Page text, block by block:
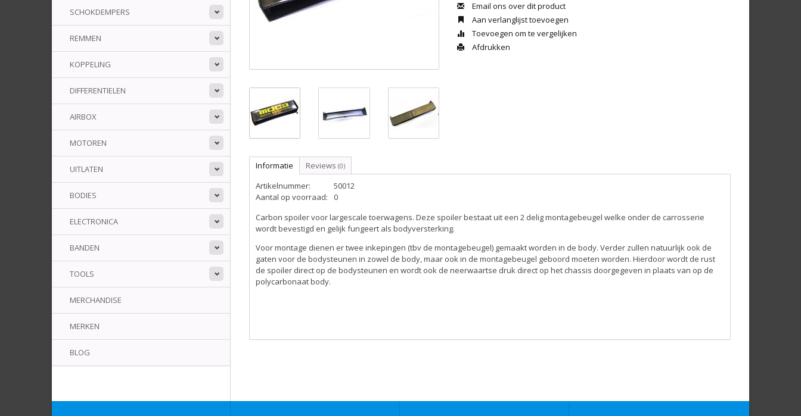
SCHOKDEMPERS
REMMEN
KOPPELING
DIFFERENTIELEN
AIRBOX
MOTOREN
UITLATEN
BODIES
ELECTRONICA
BANDEN
TOOLS
MERCHANDISE
MERKEN
BLOG
Email ons over dit product
Aan verlanglijst toevoegen
Toevoegen om te vergelijken
Afdrukken
Informatie Reviews (0)
Artikelnummer:
50012
Aantal op voorraad:
0
Carbon spoiler voor largescale toerwagens. Deze spoiler bestaat uit een 2 delig montagebeugel welke onder de carrosserie
wordt bevestigd en gelijk fungeert als bodyversterking.
Voor montage dienen er twee inkepingen (tbv de montagebeugel) gemaakt worden in de body. Verder zullen natuurlijk ook de
gaten voor de bodysteunen in zowel de body, maar ook in de montagebeugel geboord moeten worden. Hierdoor wordt de rust
de spoiler direct op de bodysteunen en wordt ook de neerwaartse druk direct op het chassis doorgegeven in plaats van op de
polycarbonaat body.